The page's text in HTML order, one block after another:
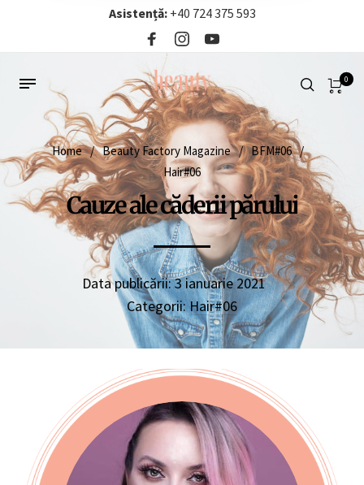
Asistență: +40 724 375 593‬
0
Home / Beauty Factory Magazine / BFM#06 /
Hair#06
Cauze ale căderii părului
Data publicării:3 ianuarie 2021
Categorii:Hair#06